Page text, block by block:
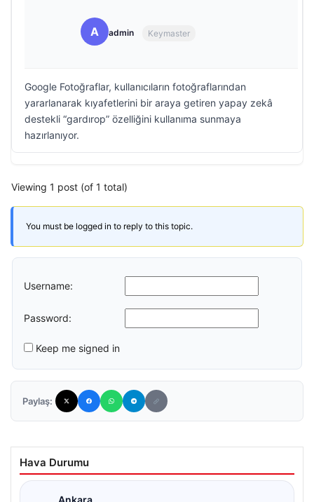
A admin Keymaster
Google Fotoğraflar, kullanıcıların fotoğraflarından
yararlanarak kıyafetlerini bir araya getiren yapay zekâ
destekli “gardırop” özelliğini kullanıma sunmaya
hazırlanıyor.
Viewing 1 post (of 1 total)
You must be logged in to reply to this topic.
Username:
Password:
Keep me signed in
Paylaş:
Hava Durumu
Ankara